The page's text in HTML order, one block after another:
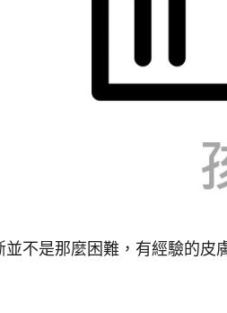
並不是那麼困難，有經驗的皮